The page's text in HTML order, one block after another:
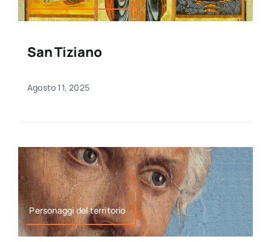
San Tiziano
Agosto 11, 2025
Personaggi del territorio